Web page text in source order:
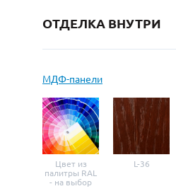
ОТДЕЛКА ВНУТРИ
МДФ-панели
Цвет из
палитры RAL
- на выбор
L-36